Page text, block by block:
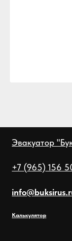
Эвакуатор
+7 (965) 156
Калькулятор